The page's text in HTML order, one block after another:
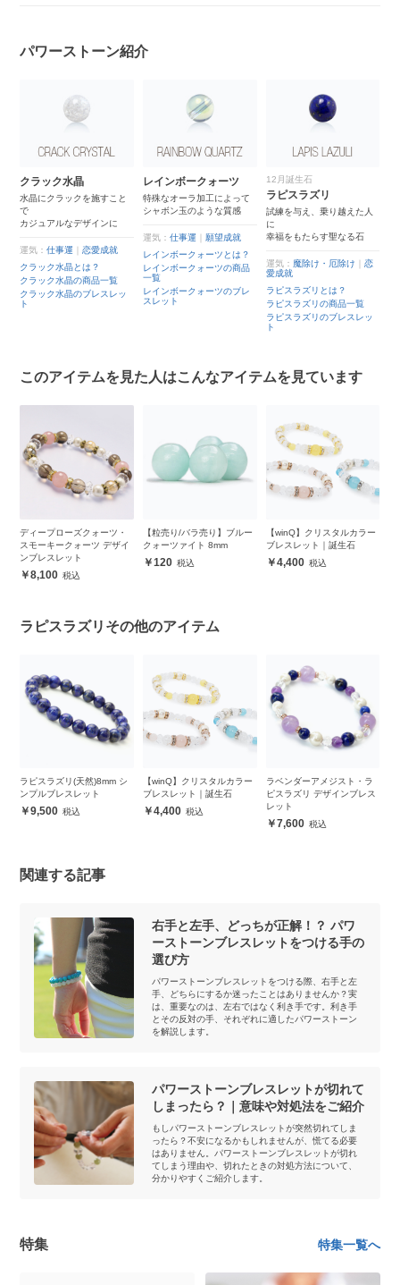
パワーストーン紹介
クラック水晶
水晶にクラックを施すこと
で
カジュアルなデザインに
運気：仕事運 ｜恋愛成就
クラック水晶とは？
クラック水晶の商品一覧
クラック水晶のブレスレッ
ト
レインボークォーツ
特殊なオーラ加工によって
シャボン玉のような質感
運気： 仕事運
願望成就
レインボークォーツとは？
レインボークォーツの商品
一覧
レインボークォーツのブレ
スレット
12月誕生石
ラピスラズリ
試練を与え、乗り越えた人
に
幸福をもたらす聖なる石
運気： 魔除け・厄除け
恋
愛成就
ラピスラズリとは？
ラピスラズリの商品一覧
ラピスラズリのブレスレッ
ト
このアイテムを見た人はこんなアイテムを見ています
ディープローズクォーツ・
スモーキークォーツ デザイ
ンブレスレット
8,100
【粒売り/バラ売り】ブルー
クォーツァイト 8mm
120
【winQ】クリスタルカラー
ブレスレット｜誕生石
4,400
ラピスラズリその他のアイテム
ラピスラズリ(天然)8mm シ
ンプルブレスレット
9,500
【winQ】クリスタルカラー
ブレスレット｜誕生石
4,400
ラベンダーアメジスト・ラ
ピスラズリ デザインブレス
レット
7,600
関連する記事
右手と左手、どっちが正解！？ パワ
ーストーンブレスレットをつける手の
選び方
パワーストーンブレスレットをつける際、右手と左
手、どちらにするか迷ったことはありませんか？実
は、重要なのは、左右ではなく利き手です。利き手
とその反対の手、それぞれに適したパワーストーン
を解説します。
パワーストーンブレスレットが切れて
しまったら？｜意味や対処法をご紹介
もしパワーストーンブレスレットが突然切れてしま
ったら？不安になるかもしれませんが、慌てる必要
はありません。パワーストーンブレスレットが切れ
てしまう理由や、切れたときの対処方法について、
分かりやすくご紹介します。
特集 特集一覧へ